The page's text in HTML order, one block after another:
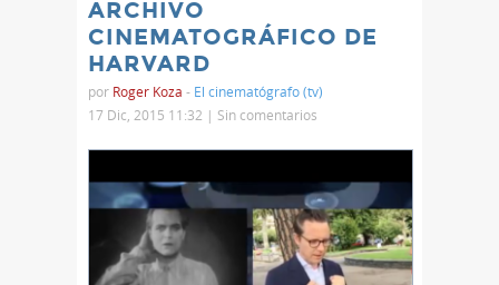
ARCHIVO
CINEMATOGRÁFICO DE
HARVARD
por Roger Koza - El cinematógrafo (tv)
17 Dic, 2015 11:32 | Sin comentarios